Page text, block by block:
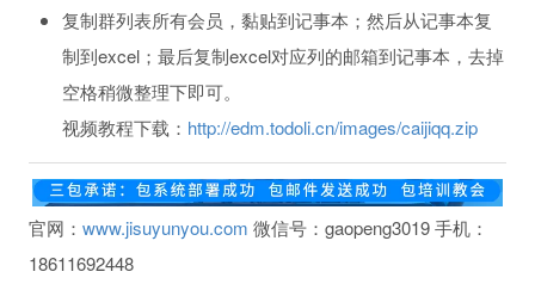
复制群列表所有会员，黏贴到记事本；然后从记事本复
制到excel；最后复制excel对应列的邮箱到记事本，去掉
空格稍微整理下即可。
视频教程下载： http://edm.todoli.cn/images/caijiqq.zip
官网： www.jisuyunyou.com 微信号：gaopeng3019 手机：
18611692448